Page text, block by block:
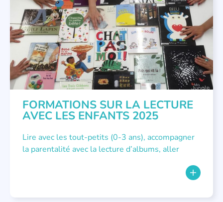
FORMATIONS
FORMATIONS SUR LA LECTURE
AVEC LES ENFANTS 2025
Lire avec les tout-petits (0-3 ans), accompagner
la parentalité avec la lecture d’albums, aller